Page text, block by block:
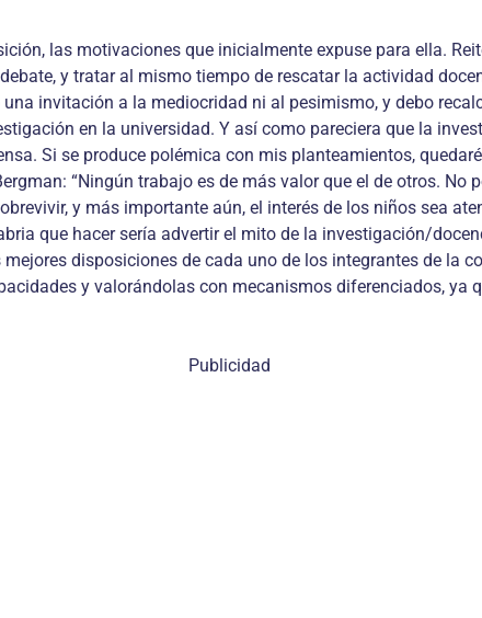
las motivaciones que inicialmente expuse para ella.
y tratar al mismo tiempo de rescatar la actividad
invitación a la mediocridad ni al pesimismo, y debo
en la universidad. Y así como pareciera que la
Si se produce polémica con mis planteamientos,
“Ningún trabajo es de más valor que el de otros.
y más importante aún, el interés de los niños sea
que hacer sería advertir el mito de la investigación/
disposiciones de cada uno de los integrantes de la
y valorándolas con mecanismos diferenciados, ya
Publicidad